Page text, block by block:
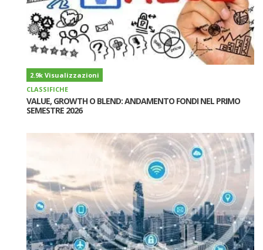
2.9k Visualizzazioni
CLASSIFICHE
VALUE, GROWTH O BLEND: ANDAMENTO FONDI NEL PRIMO
SEMESTRE 2026